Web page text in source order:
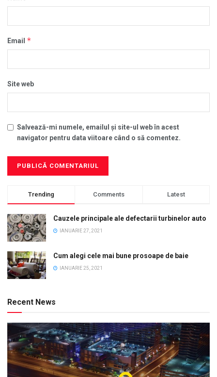
Email *
Site web
Salvează-mi numele, emailul și site-ul web în acest
navigator pentru data viitoare când o să comentez.
Trending Comments Latest
Cauzele principale ale defectarii turbinelor auto
IANUARIE 27, 2021
Cum alegi cele mai bune prosoape de baie
IANUARIE 25, 2021
Recent News